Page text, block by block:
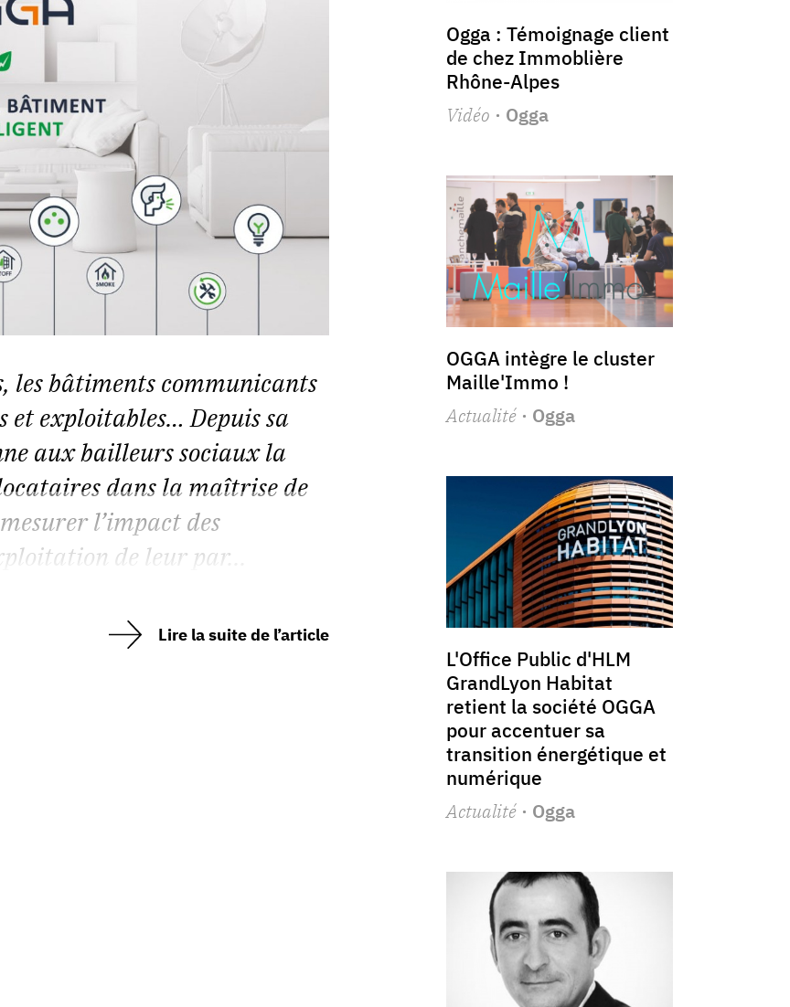
les bâtiments communicants
et exploitables… Depuis sa
aux bailleurs sociaux la
dans la maîtrise de
l’impact des
de leur par...
Lire la suite de l’article
Ogga : Témoignage client
de chez Immoblière
Rhône-Alpes
Vidéo · Ogga
OGGA intègre le cluster
Maille'Immo !
Actualité· Ogga
L'Office Public d'HLM
GrandLyon Habitat
retient la société OGGA
pour accentuer sa
transition énergétique et
numérique
Actualité· Ogga